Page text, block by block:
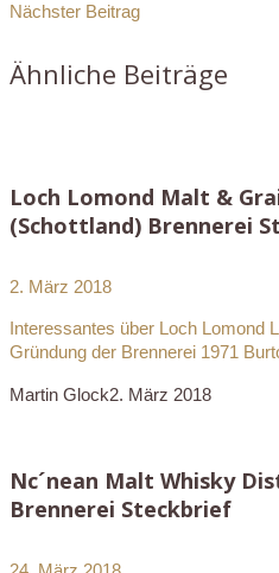
Nächster Beitrag
Ähnliche Beiträge
Loch Lomond Malt &
(Schottland) Brennerei
2. März 2018
Interessantes über Loch Lomond
Gründung der Brennerei 1971
Martin Glock2. März 2018
Nc´nean Malt Whisky
Brennerei Steckbrief